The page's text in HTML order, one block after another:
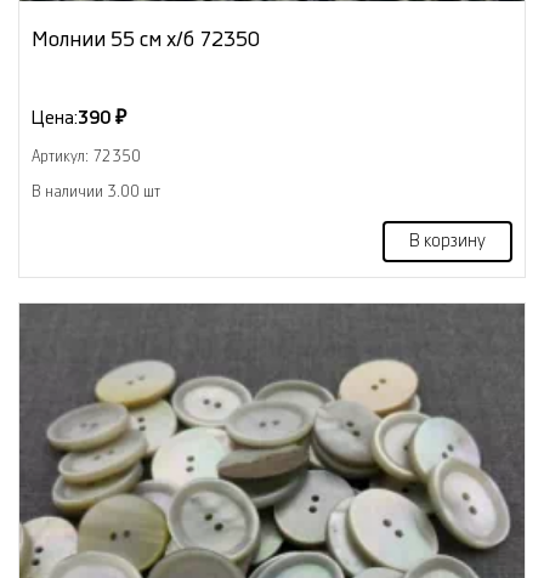
Молнии 55 см х/б 72350
Цена:390 ₽
Артикул: 72350
В наличии 3.00 шт
В корзину